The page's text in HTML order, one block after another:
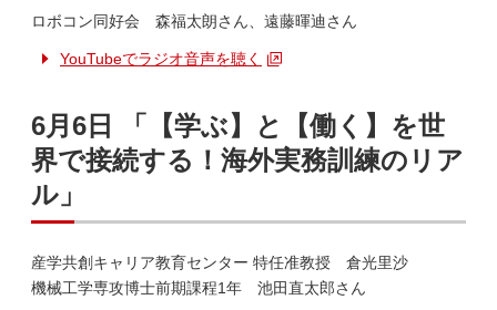
ロボコン同好会 森福太朗さん、遠藤暉迪さん
YouTubeでラジオ音声を聴く
6月6日 「【学ぶ】と【働く】を世
界で接続する！海外実務訓練のリア
ル」
産学共創キャリア教育センター 特任准教授 倉光里沙
機械工学専攻博士前期課程1年 池田直太郎さん